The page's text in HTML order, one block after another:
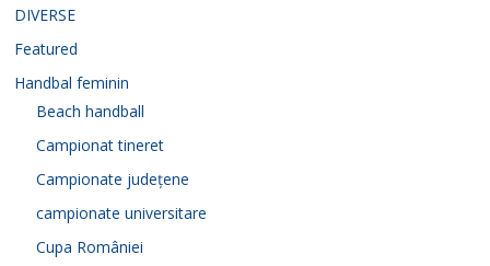
DIVERSE
Featured
Handbal feminin
Beach handball
Campionat tineret
Campionate județene
campionate universitare
Cupa României